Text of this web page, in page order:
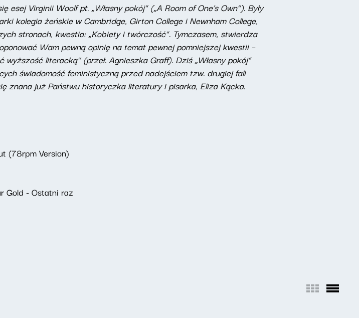
Virginii Woolf pt. „Własny pokój” („A Room of One’s Own”). Były
kolegia żeńskie w Cambridge, Girton College i Newnham College,
stronach, kwestia: „Kobiety i twórczość”. Tymczasem, stwierdza
Wam pewną opinię na temat pewnej pomniejszej kwestii –
literacką” (przeł. Agnieszka Graff). Dziś „Własny pokój”
świadomość feministyczną przed nadejściem tzw. drugiej fali
znana już Państwu historyczka literatury i pisarka, Eliza Kącka.
(78rpm Version)
Gold - Ostatni raz